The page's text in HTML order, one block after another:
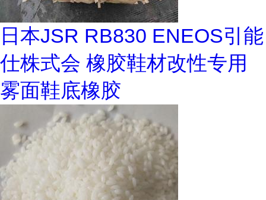
日本JSR RB830 ENEOS引能
仕株式会 橡胶鞋材改性专用
雾面鞋底橡胶